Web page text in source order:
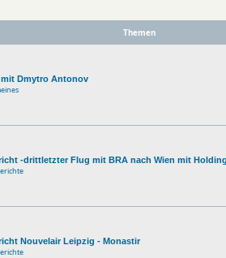
Themen
mit Dmytro Antonov
-drittletzter Flug mit BRA nach Wien mit
Nouvelair Leipzig - Monastir